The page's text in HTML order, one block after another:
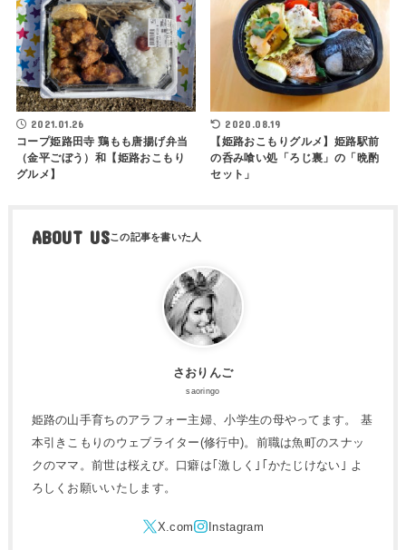
2021.01.26
コープ姫路田寺 鶏もも唐揚げ弁当
（金平ごぼう）和【姫路おこもり
グルメ】
2020.08.19
【姫路おこもりグルメ】姫路駅前
の呑み喰い処「ろじ裏」の「晩酌
セット」
ABOUT US
さおりんご
saoringo
姫路の山手育ちのアラフォー主婦、小学生の母やってます。 基
本引きこもりのウェブライター(修行中)。前職は魚町のスナッ
クのママ。前世は桜えび。口癖は｢激しく｣｢かたじけない｣ よ
ろしくお願いいたします。